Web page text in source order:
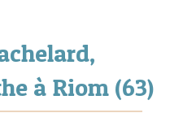
à Riom (63)